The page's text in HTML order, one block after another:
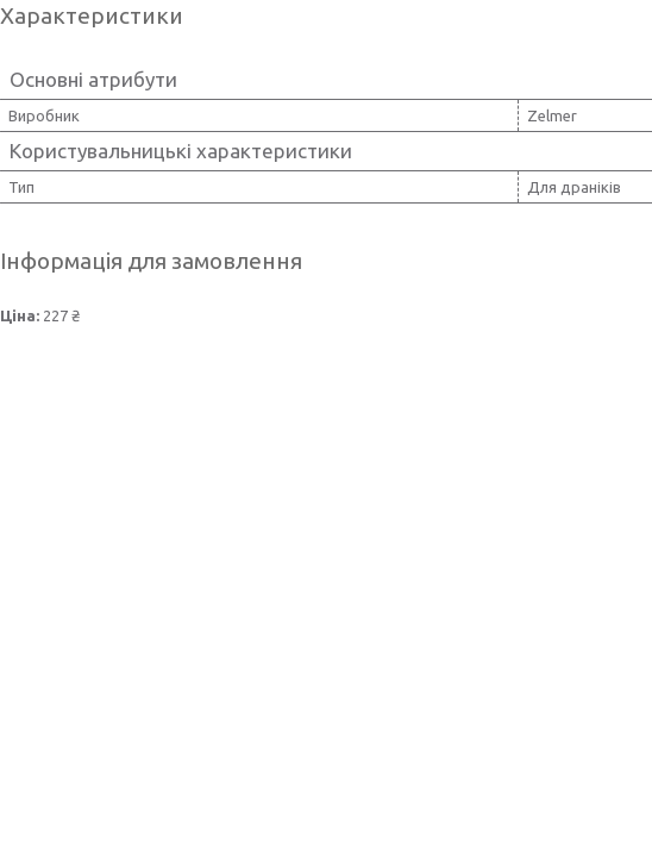
Характеристики
Основні атрибути
Виробник Zelmer
Користувальницькі характеристики
Тип Для драніків
Інформація для замовлення
Ціна: 227 ₴